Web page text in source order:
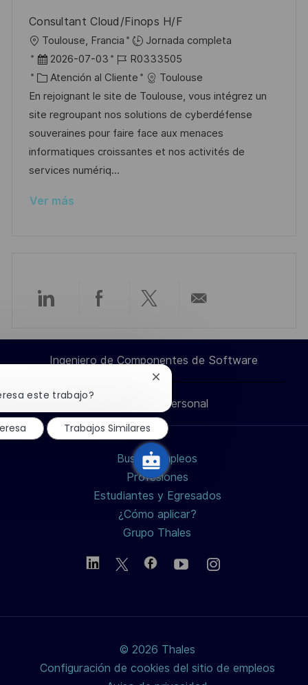
b
l
i
c
a
c
i
ó
n
o
a
Consultant Cloud/Finops H/F
U
b
c
a
c
i
ó
Toulouse, Francia
Jornada completa
F
e
c
h
a
d
e
u
a
i
2026-07-03
I
D
d
e
e
m
p
R0333505
C
a
t
e
g
o
í
Atención al Cliente
Toulouse
En rejoignant le site de Toulouse, vous intégrez un
site regroupant nos solutions de cyberdéfense
souveraines pour faire face aux menaces
informatiques croissantes et nos activités de
services numériq...
Ver más
Compartir
a
de
LinkedIn
Compartir
a
de
Facebook
Compartir
a
través
de
twitter
/
X
por
correo
electrónico
Ingeniero de Componentes de Software
Información personal
Buscar empleos
Profesiones
Estudiantes y Egresados
¿Cómo aplicar?
Grupo Thales
© 2026 Thales
Configuración de cookies del sitio de empleos
este trabajo?
Cerrar
de
chatbot
Trabajos Similares